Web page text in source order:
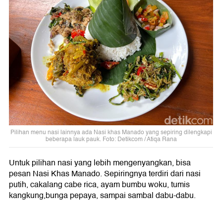
Pilihan menu nasi lainnya ada Nasi khas Manado yang sepiring dilengkapi
beberapa lauk pauk. Foto: Detikcom / Atiqa Rana
Untuk pilihan nasi yang lebih mengenyangkan, bisa
pesan Nasi Khas Manado. Sepiringnya terdiri dari nasi
putih, cakalang cabe rica, ayam bumbu woku, tumis
kangkung,bunga pepaya, sampai sambal dabu-dabu.